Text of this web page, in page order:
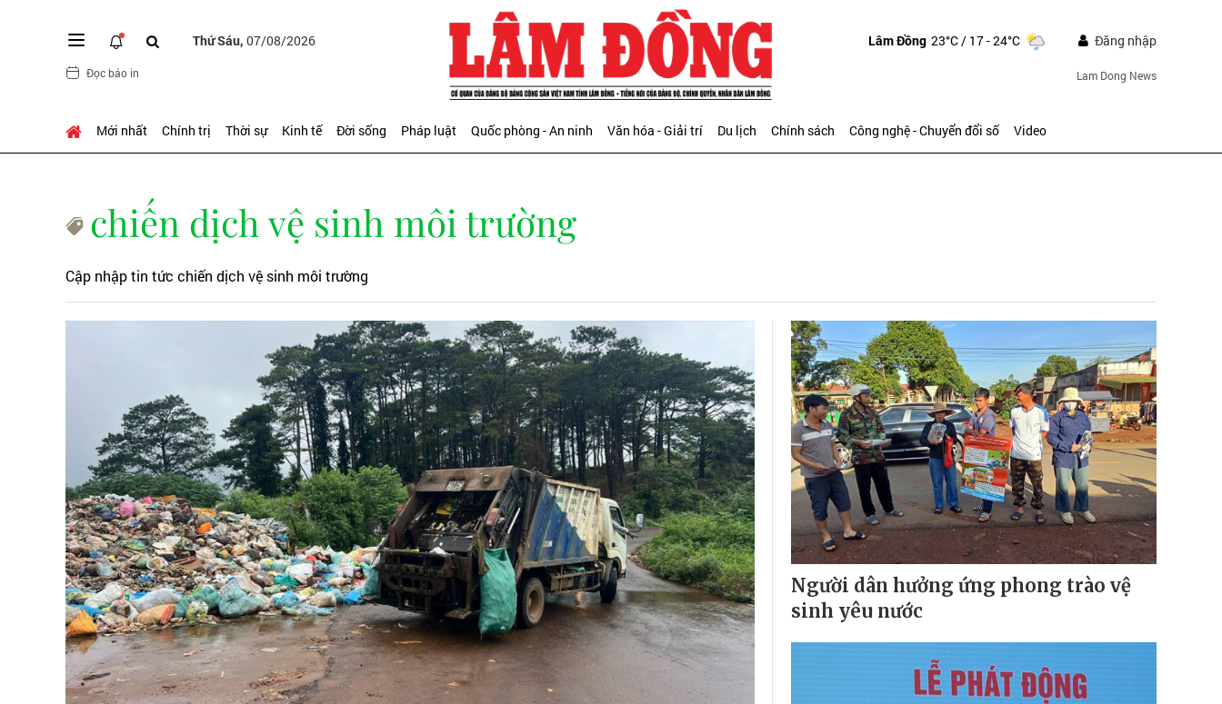
Thứ Sáu, 07/08/2026
Đọc báo in
Lâm Đồng 23°C/ 17 - 24°C Đăng nhập
Lam Dong News
Mới nhất Chính trị Thời sự Kinh tế Đời sống Pháp luật Quốc phòng - An ninh Văn hóa - Giải trí Du lịch Chính sách Công nghệ - Chuyển đổi số Video
chiến dịch vệ sinh môi trường
Cập nhập tin tức chiến dịch vệ sinh môi trường
Người dân hưởng ứng phong trào vệ
sinh yêu nước